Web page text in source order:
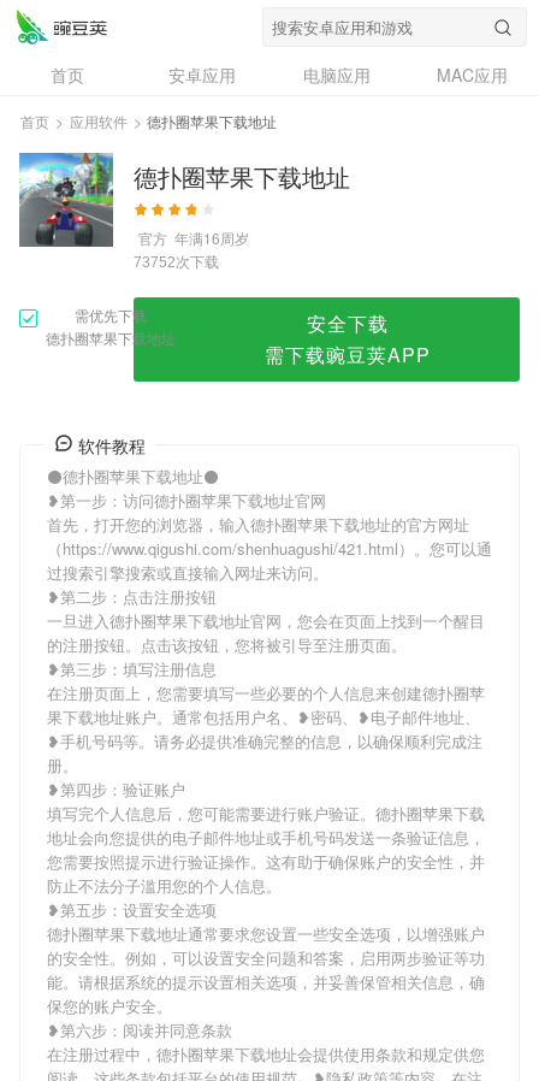
德扑圈苹果下载地址
首页 安卓应用 电脑应用
MAC应用
资讯
专题
问答
首页 > 应用软件 > 德扑圈苹果下载地址
德扑圈苹果下载地址
官方 年满16周岁
73752次下载
需优先下载
德扑圈苹果下载地址
安全下载
需下载豌豆荚APP
软件教程
⚫德扑圈苹果下载地址⚫
❥第一步：访问德扑圈苹果下载地址官网
首先，打开您的浏览器，输入德扑圈苹果下载地址的官方网址
（https://www.qigushi.com/shenhuagushi/421.html）。您可以通
过搜索引擎搜索或直接输入网址来访问。
❥第二步：点击注册按钮
一旦进入德扑圈苹果下载地址官网，您会在页面上找到一个醒目
的注册按钮。点击该按钮，您将被引导至注册页面。
❥第三步：填写注册信息
在注册页面上，您需要填写一些必要的个人信息来创建德扑圈苹
果下载地址账户。通常包括用户名、❥密码、❥电子邮件地址、
❥手机号码等。请务必提供准确完整的信息，以确保顺利完成注
册。
❥第四步：验证账户
填写完个人信息后，您可能需要进行账户验证。德扑圈苹果下载
地址会向您提供的电子邮件地址或手机号码发送一条验证信息，
您需要按照提示进行验证操作。这有助于确保账户的安全性，并
防止不法分子滥用您的个人信息。
❥第五步：设置安全选项
德扑圈苹果下载地址通常要求您设置一些安全选项，以增强账户
的安全性。例如，可以设置安全问题和答案，启用两步验证等功
能。请根据系统的提示设置相关选项，并妥善保管相关信息，确
保您的账户安全。
❥第六步：阅读并同意条款
在注册过程中，德扑圈苹果下载地址会提供使用条款和规定供您